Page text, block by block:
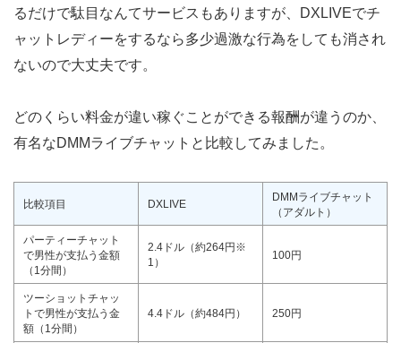
るだけで駄目なんてサービスもありますが、DXLIVEでチ
ャットレディーをするなら多少過激な行為をしても消され
ないので大丈夫です。
どのくらい料金が違い稼ぐことができる報酬が違うのか、
有名なDMMライブチャットと比較してみました。
比較項目 DXLIVE
DMMライブチャット
（アダルト）
パーティーチャット
で男性が支払う金額
（1分間）
2.4ドル（約264円※
1）
100円
ツーショットチャッ
トで男性が支払う金
額（1分間）
4.4ドル（約484円） 250円